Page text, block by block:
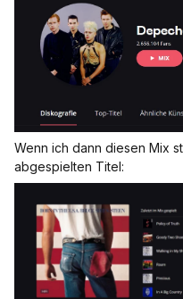
Wenn ich dann diesen Mix
abgespielten Titel: